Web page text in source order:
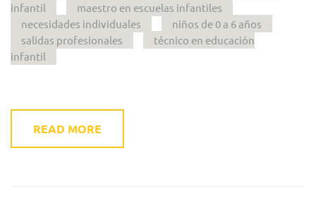
infantil
maestro en escuelas infantiles
necesidades individuales
niños de 0 a 6 años
salidas profesionales
técnico en educación
infantil
READ MORE